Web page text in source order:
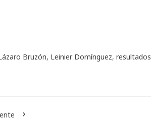
Bruzón, Leinier Domínguez, resultados